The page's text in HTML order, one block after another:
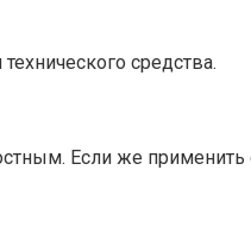
средства.
Если же